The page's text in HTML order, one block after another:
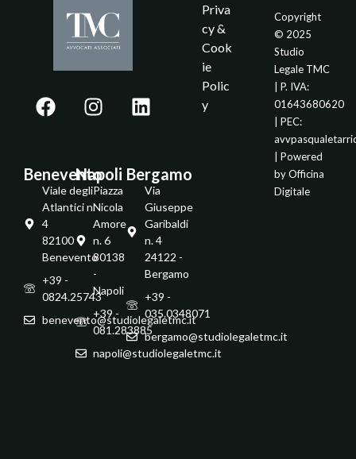
Benevento
Viale degli
Atlantici n.
4
82100 -
Benevento
+39 -
0824.25743
benevento@studiolegaletmc.it
Napoli
Piazza
Nicola
Amore
n. 6
80138
-
Napoli
+39 -
081.283885
napoli@studiolegaletmc.it
Bergamo
Via
Giuseppe
Garibaldi
n. 4
24122 -
Bergamo
+39 -
035.0348071
bergamo@studiolegaletmc.it
Priva
cy &
Cook
ie
Polic
y
Copyright
© 2025
Studio
Legale TMC
| P. IVA:
01643680620
| PEC:
| Powered
byOfficina
Digitale